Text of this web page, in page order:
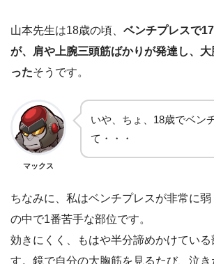
山本先生は18歳の頃、 ベンチプレスで
が、肩や上腕三頭筋ばかりが発達し、
ったそうです。
マックス
いや、ちょ、18歳でベン
て・・・
ちなみに、私はベンチプレスが非常に
の中で1番苦手な部位です。
効きにくく、もはや半分諦めかけている
す。鏡で自分の大胸筋を見るたび、泣き